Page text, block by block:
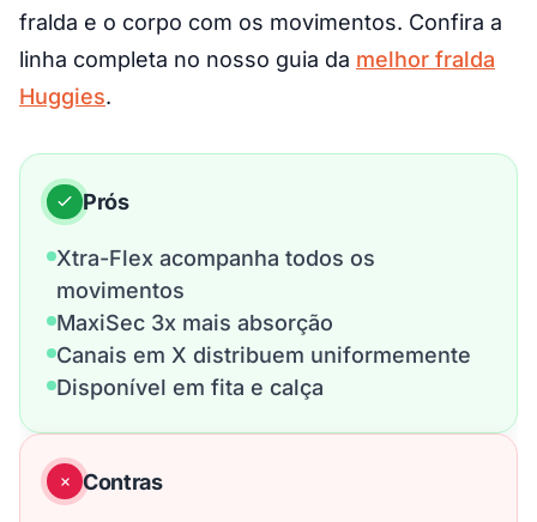
fralda e o corpo com os movimentos. Confira a
linha completa no nosso guia da melhor fralda
Huggies.
Prós
Xtra-Flex acompanha todos os
movimentos
MaxiSec 3x mais absorção
Canais em X distribuem uniformemente
Disponível em fita e calça
Contras